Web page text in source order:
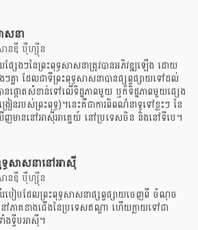
សនា
នឌឺ បុឺហ្សុីន
សែងៗនៃព្រះពុទ្ធសាសនាត្រូវបានអភិវឌ្ឍឡើង ដោយ
គ្នា ដែលជាទីព្រះពុទ្ធសាសនាបានផ្សព្វផ្សាយទៅដល់
ផ្តោតសំខាន់ទៅលើទិដ្ឋភាពមួយ ឬក៏ទិដ្ឋភាពមួយផ្សេង
ៀនរបស់ព្រះពុទ្ធ)។នេះគឺជាការពិពណ៌នាទូទៅខ្លះៗ នៃ
មាននៅអាសុីអាគ្នេយ៍ នៅប្រទេសចិន និងនៅទីបេ។
ទ្ធសាសនានៅអាសុី
នឌឺ បុឺហ្សុីន
ពីរបៀបដែលព្រះពុទ្ធសាសនាផ្សព្វផ្សាយចេញពី ចំណុច
ៅភាគខាងជើងនៃប្រទេសឥណ្ឌា ហើយក្លាយទៅជា
ងទ្វីបអាសុី។